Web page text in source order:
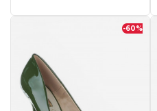
-60%